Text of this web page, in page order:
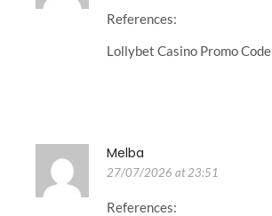
References:
Lollybet Casino Promo Code
Melba
27/07/2026 at 23:51
References: